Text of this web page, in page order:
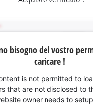
bisogno del vostro
caricare !
is not permitted to
that are not disclosed to
owner needs to